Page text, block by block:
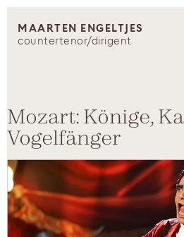
MAARTEN ENGELTJES
countertenor/dirigent
Mozart: Könige,
Vogelfänger